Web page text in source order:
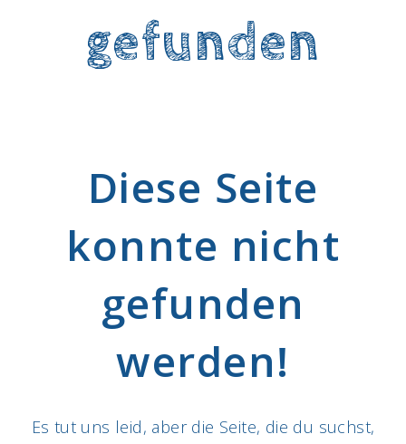
gefunden
Diese Seite
konnte nicht
gefunden
werden!
Es tut uns leid, aber die Seite, die du suchst,